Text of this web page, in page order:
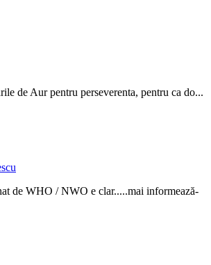
de Aur pentru perseverenta, pentru ca do...
de WHO / NWO e clar.....mai informează-